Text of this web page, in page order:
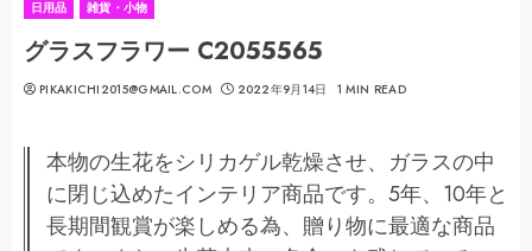
日用品 雑貨・小物
グラスフラワー C2055565
PIKAKICHI2015@GMAIL.COM 2022年9月14日 1 MIN READ
本物の生花をシリカゲル乾燥させ、ガラスの中
に閉じ込めたインテリア商品です。5年、10年と
長期間観賞が楽しめる為、贈り物に最適な商品